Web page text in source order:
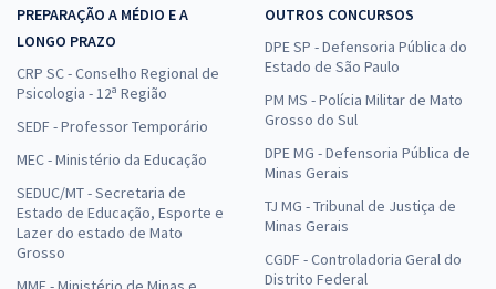
PREPARAÇÃO A MÉDIO E A
LONGO PRAZO
CRP SC - Conselho Regional de
Psicologia - 12ª Região
SEDF - Professor Temporário
MEC - Ministério da Educação
SEDUC/MT - Secretaria de
Estado de Educação, Esporte e
Lazer do estado de Mato
Grosso
OUTROS CONCURSOS
DPE SP - Defensoria Pública do
Estado de São Paulo
PM MS - Polícia Militar de Mato
Grosso do Sul
DPE MG - Defensoria Pública de
Minas Gerais
TJ MG - Tribunal de Justiça de
Minas Gerais
CGDF - Controladoria Geral do
Distrito Federal